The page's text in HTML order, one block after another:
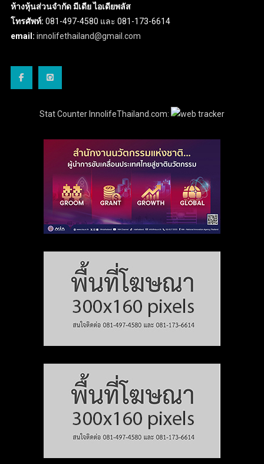
ห้างหุ้นส่วนจำกัด มีเดีย ไอเดียพลัส
โทรศัพท์: 081-497-4580 และ 081-173-6614
email: innolifethailand@gmail.com
Stat Counter InnolifeThailand.com: